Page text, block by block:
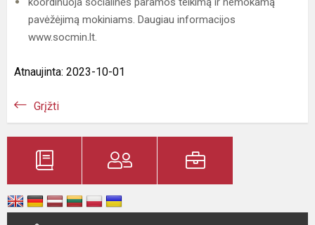
pavėžėjimą mokiniams. Daugiau informacijos
www.socmin.lt.
Atnaujinta: 2023-10-01
Grįžti